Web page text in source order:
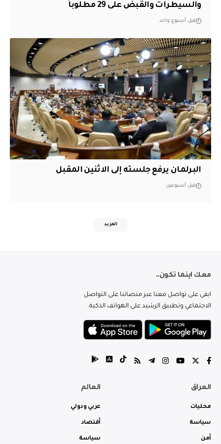
والسيطرات والقبض على 29 مطلوباً
قبل أسبوع واحد
البرلمان يرفع جلسته إلى الاثنين المقبل
قبل أسبوعين
المزيد
معك اينما تكون..
ابقى على تواصل معنا عبر منصاتنا على التواصل
الاجتماعي وتطبيق الرشيد على الهواتف الذكية.
العراق
محليات
سياسة
أمن
العالم
عربي ودولي
أقتصاد
سياسة